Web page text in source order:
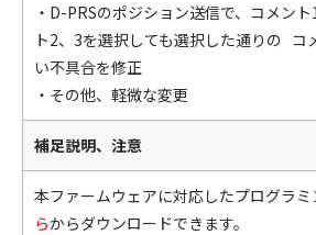
・D-PRSのポジション送信で、コメン
ト2、3を選択しても選択した通りの コ
い不具合を修正
・その他、軽微な変更
補足説明、注意
本ファームウェアに対応したプログラミ
らからダウンロードできます。